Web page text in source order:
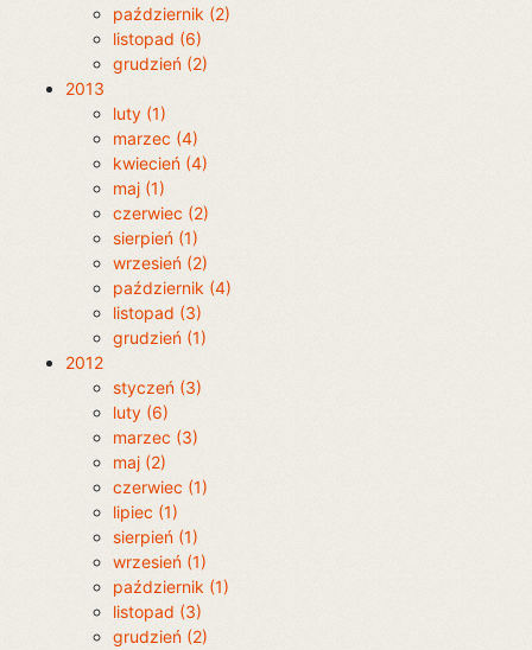
październik (2)
listopad (6)
grudzień (2)
2013
luty (1)
marzec (4)
kwiecień (4)
maj (1)
czerwiec (2)
sierpień (1)
wrzesień (2)
październik (4)
listopad (3)
grudzień (1)
2012
styczeń (3)
luty (6)
marzec (3)
maj (2)
czerwiec (1)
lipiec (1)
sierpień (1)
wrzesień (1)
październik (1)
listopad (3)
grudzień (2)